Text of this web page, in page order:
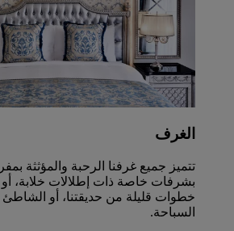
الغرف
تتميز جميع غرفنا الرحبة والمؤثثة
بشرفات خاصة ذات إطلالات خلابة، أو
خطوات قليلة من حديقتنا، أو الشاطئ
السباحة.